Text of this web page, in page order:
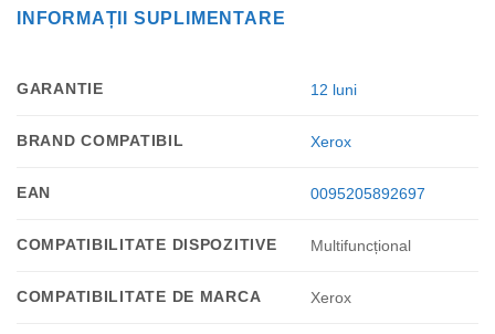
INFORMAȚII SUPLIMENTARE
GARANTIE 12 luni
BRAND COMPATIBIL Xerox
EAN 0095205892697
COMPATIBILITATE DISPOZITIVE Multifuncțional
COMPATIBILITATE DE MARCA Xerox